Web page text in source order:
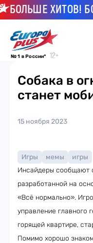
ХИТОВ!
№ 1 в России*
Собака в
станет
15 ноября 2023
Игры мемы
игры
Инсайдеры сообщают
разработанной на
«Всё нормально».
управление главного
горящей квартире,
Помимо хорошо